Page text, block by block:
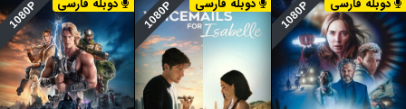
1080P دوبله فارسی 1080P دوبله فارسی 1080P دوبله فارسی